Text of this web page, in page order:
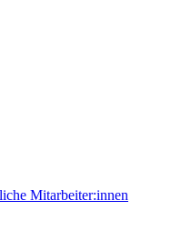
Mitarbeiter:innen